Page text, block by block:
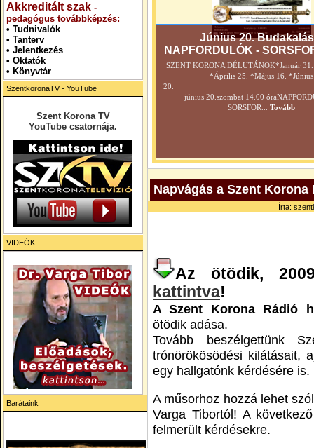
Akkreditált szak -
pedagógus továbbképzés:
• Tudnivalók
• Tanterv
• Jelentkezés
• Oktatók
• Könyvtár
SzentkoronaTV - YouTube
Szent Korona TV
YouTube csatornája.
VIDEÓK
Barátaink
Június 20.
NAPFORDULÓK -
SZENT KORONA DÉLUTÁNOK*Január
*Április 25. *Május 16. *Június
június 20.szombat 14.00
SORSFOR...
Tovább
Napvágás a Szent Korona
Írta:
Az ötödik,
kattintva!
A Szent Korona Rádió
ötödik adása.
Tovább beszélgettünk
trónörökösödési kilátásait,
egy hallgatónk kérdésére is.
A műsorhoz hozzá lehet
Varga Tibortól! A
felmerült kérdésekre.